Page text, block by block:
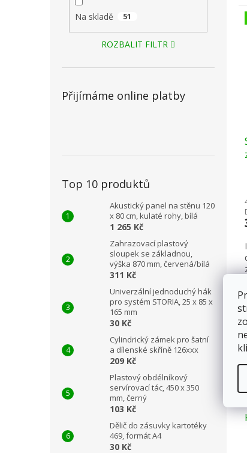
Na skladě 51
ROZBALIT FILTR
Přijímáme online platby
Top 10 produktů
Akustický panel na stěnu 120
x 80 cm, kulaté rohy, bílá
1 265 Kč
Zahrazovací plastový
sloupek se základnou,
výška 870 mm, červená/bílá
311 Kč
Univerzální jednoduchý hák
pro systém STORIA, 25 x 85 x
165 mm
30 Kč
Cylindrický zámek pro šatní
a dílenské skříně 126xxx
209 Kč
Plastový obdélníkový
servírovací tác, 450 x 350
mm, černý
103 Kč
Dělič do zásuvky kartotéky
469, formát A4
30 Kč